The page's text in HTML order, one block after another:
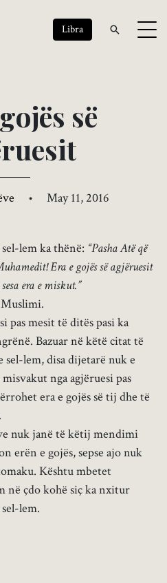
Libra
gojës së
ruesit
• May 11, 2016
lem ka thënë: “Pasha Atë që
Era e gojës së agjëruesit
era e miskut.”
pas mesit të ditës pasi ka
Bazuar në këtë citat të
lem, disa dijetarë nuk e
nga agjëruesi pas
era e gojës së tij dhe të
nuk janë të këtij mendimi
erën e gojës, sepse ajo nuk
Kështu mbetet
në çdo kohë siç ka nxitur
lem.